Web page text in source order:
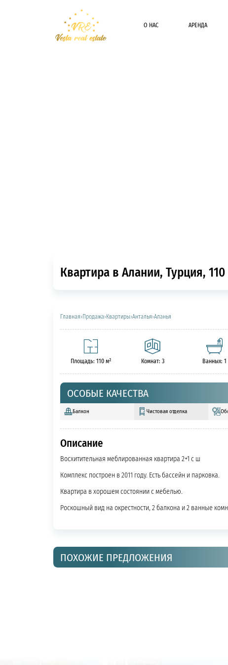
О НАС АРЕНДА
Квартира в Алании, Турция, 110
Главная›Продажа›Квартиры›Анталья›Аланья
Площадь: 110 м² Комнат: 3 Ванных: 1
ОСОБЫЕ КАЧЕСТВА
Балкон Чистовая отделка
Описание
Восхитительная меблированная квартира 2+1 с ш
Комплекс построен в 2011 году. Есть бассейн и парковка.
Квартира в хорошем состоянии с мебелью.
Роскошный вид на окрестности, 2 балкона и 2 ванные
ПОХОЖИЕ ПРЕДЛОЖЕНИЯ